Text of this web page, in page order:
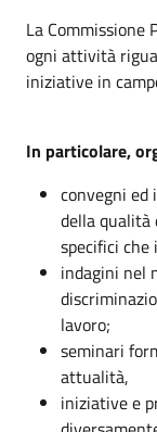
La Commissione
ogni attività
iniziative in
In particolare,
convegni
della qualità
specifici che
indagini nel
lavoro;
seminari
attualità,
iniziative e